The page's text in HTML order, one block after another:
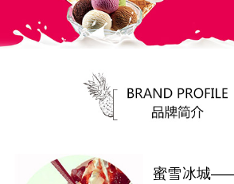
蜜雪冰城